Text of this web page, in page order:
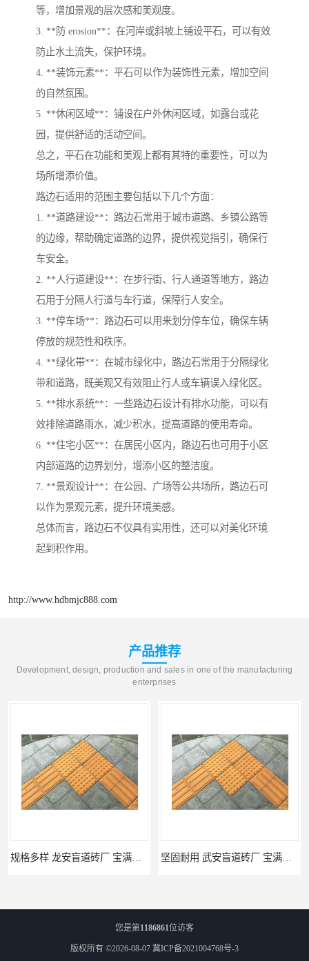
等，增加景观的层次感和美观度。
3. **防 erosion**：在河岸或斜坡上铺设平石，可以有效
防止水土流失，保护环境。
4. **装饰元素**：平石可以作为装饰性元素，增加空间
的自然氛围。
5. **休闲区域**：铺设在户外休闲区域，如露台或花
园，提供舒适的活动空间。
总之，平石在功能和美观上都有其特的重要性，可以为
场所增添价值。
路边石适用的范围主要包括以下几个方面：
1. **道路建设**：路边石常用于城市道路、乡镇公路等
的边缘，帮助确定道路的边界，提供视觉指引，确保行
车安全。
2. **人行道建设**：在步行街、行人通道等地方，路边
石用于分隔人行道与车行道，保障行人安全。
3. **停车场**：路边石可以用来划分停车位，确保车辆
停放的规范性和秩序。
4. **绿化带**：在城市绿化中，路边石常用于分隔绿化
带和道路，既美观又有效阻止行人或车辆误入绿化区。
5. **排水系统**：一些路边石设计有排水功能，可以有
效排除道路雨水，减少积水，提高道路的使用寿命。
6. **住宅小区**：在居民小区内，路边石也可用于小区
内部道路的边界划分，增添小区的整洁度。
7. **景观设计**：在公园、广场等公共场所，路边石可
以作为景观元素，提升环境美感。
总体而言，路边石不仅具有实用性，还可以对美化环境
起到积作用。
http://www.hdbmjc888.com
产品推荐
Development, design, production and sales in one of the manufacturing
enterprises
您是第1186861位访客
版权所有 ©2026-08-07 冀ICP备2021004768号-3